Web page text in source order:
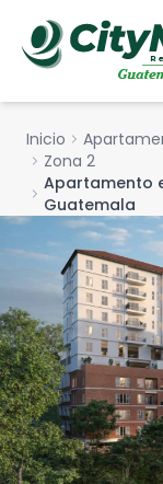
Inicio chevron_right
chevron_right Zona 2
chevron_right Apartamento
Guatemala